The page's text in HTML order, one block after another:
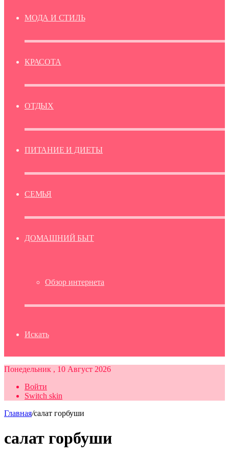
МОДА И СТИЛЬ
КРАСОТА
ОТДЫХ
ПИТАНИЕ И ДИЕТЫ
СЕМЬЯ
ДОМАШНИЙ БЫТ
Обзор интернета
Искать
Понедельник , 10 Август 2026
Войти
Switch skin
Главная/салат горбуши
салат горбуши